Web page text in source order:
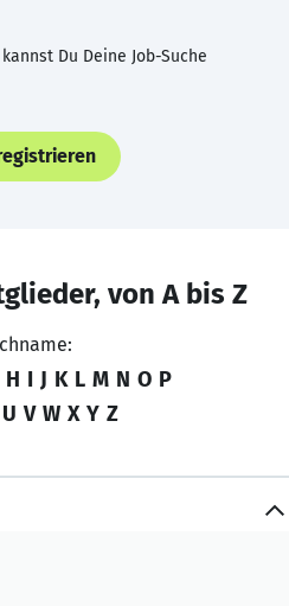
Du Deine Job-Suche
von A bis Z
H I J K L M N O P
U V W X Y Z